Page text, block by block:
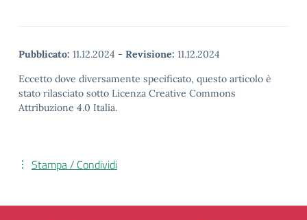
Pubblicato: 11.12.2024 - Revisione: 11.12.2024
Eccetto dove diversamente specificato, questo articolo è
stato rilasciato sotto Licenza Creative Commons
Attribuzione 4.0 Italia.
Stampa / Condividi